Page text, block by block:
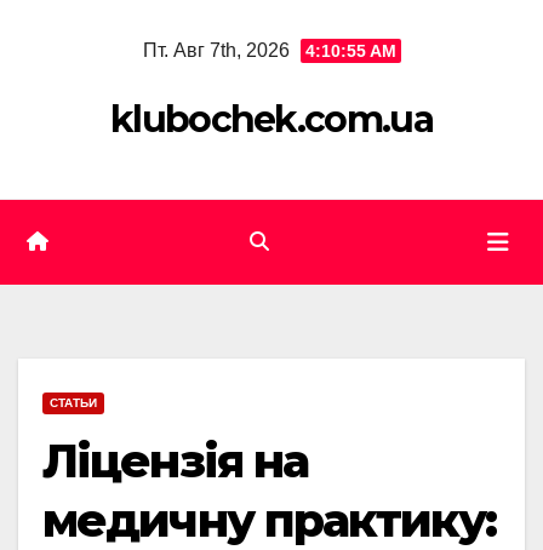
Пт. Авг 7th, 2026 4:10:56 AM
klubochek.com.ua
СТАТЬИ
Ліцензія на
медичну практику: